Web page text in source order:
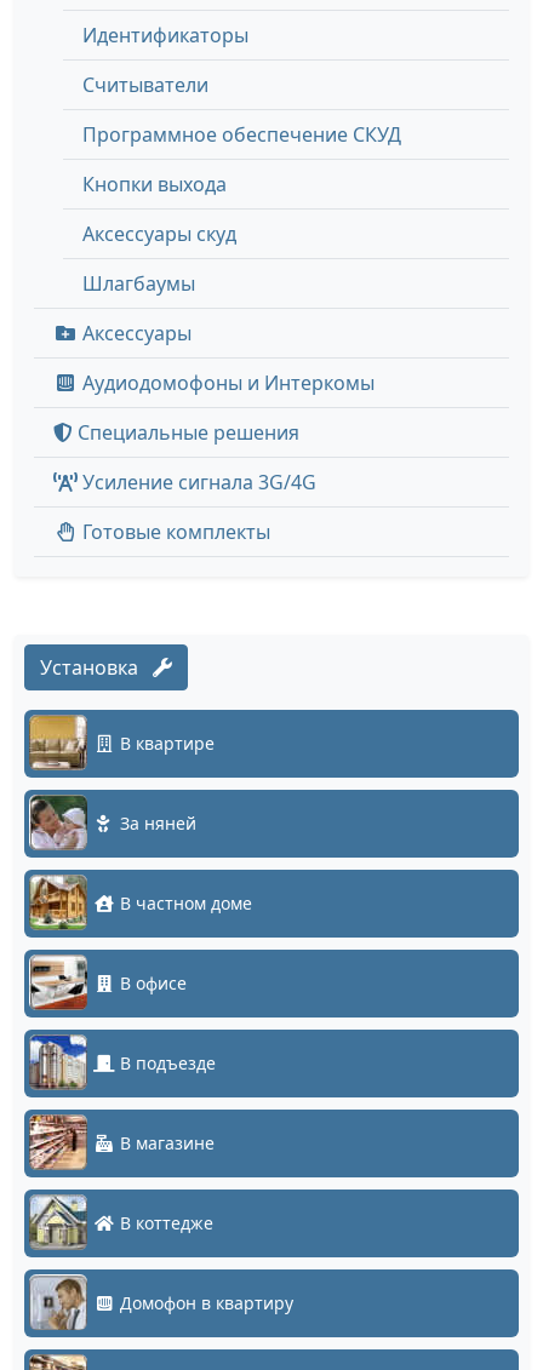
Идентификаторы
Считыватели
Программное обеспечение СКУД
Кнопки выхода
Аксессуары скуд
Шлагбаумы
Аксессуары
Аудиодомофоны и Интеркомы
Специальные решения
Усиление сигнала 3G/4G
Готовые комплекты
Установка
В квартире
За няней
В частном доме
В офисе
В подъезде
В магазине
В коттедже
Домофон в квартиру